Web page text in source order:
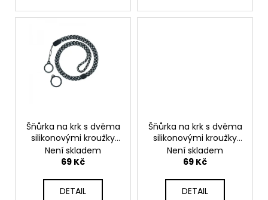
Šňůrka na krk s dvěma
silikonovými kroužky
black-white
Není skladem
69 Kč
DETAIL
Šňůrka na krk s dvěma
silikonovými kroužky
black-grey
Není skladem
69 Kč
DETAIL